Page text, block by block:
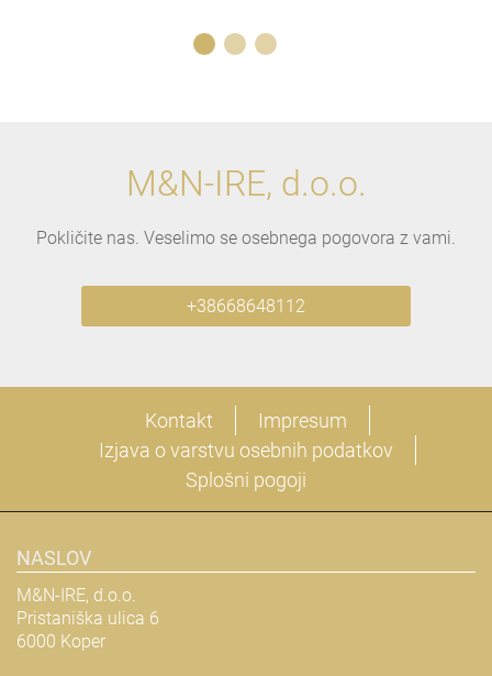
1
M&N-IRE, d.o.o.
Pokličite nas. Veselimo se osebnega pogovora z vami.
+38668648112
Kontakt
Impresum
Izjava o varstvu osebnih podatkov
Splošni pogoji
NASLOV
M&N-IRE, d.o.o.
Pristaniška ulica 6
6000 Koper